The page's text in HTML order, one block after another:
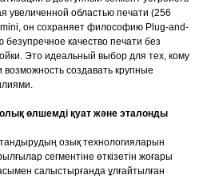
увеличенной областью печати (256
он сохраняет философию Plug-and-
безупречное качество печати без
Это идеальный выбор для тех, кому
создавать крупные
өлшемді қуат және эталонды
озық технологияларын
сегментіне өткізетін жоғары
салыстырғанда ұлғайтылған